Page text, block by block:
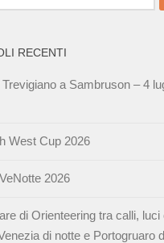
RECENTI
Trevigiano a Sambruson – 4
West Cup 2026
2026
di Orienteering tra calli, luci
di notte e Portogruaro